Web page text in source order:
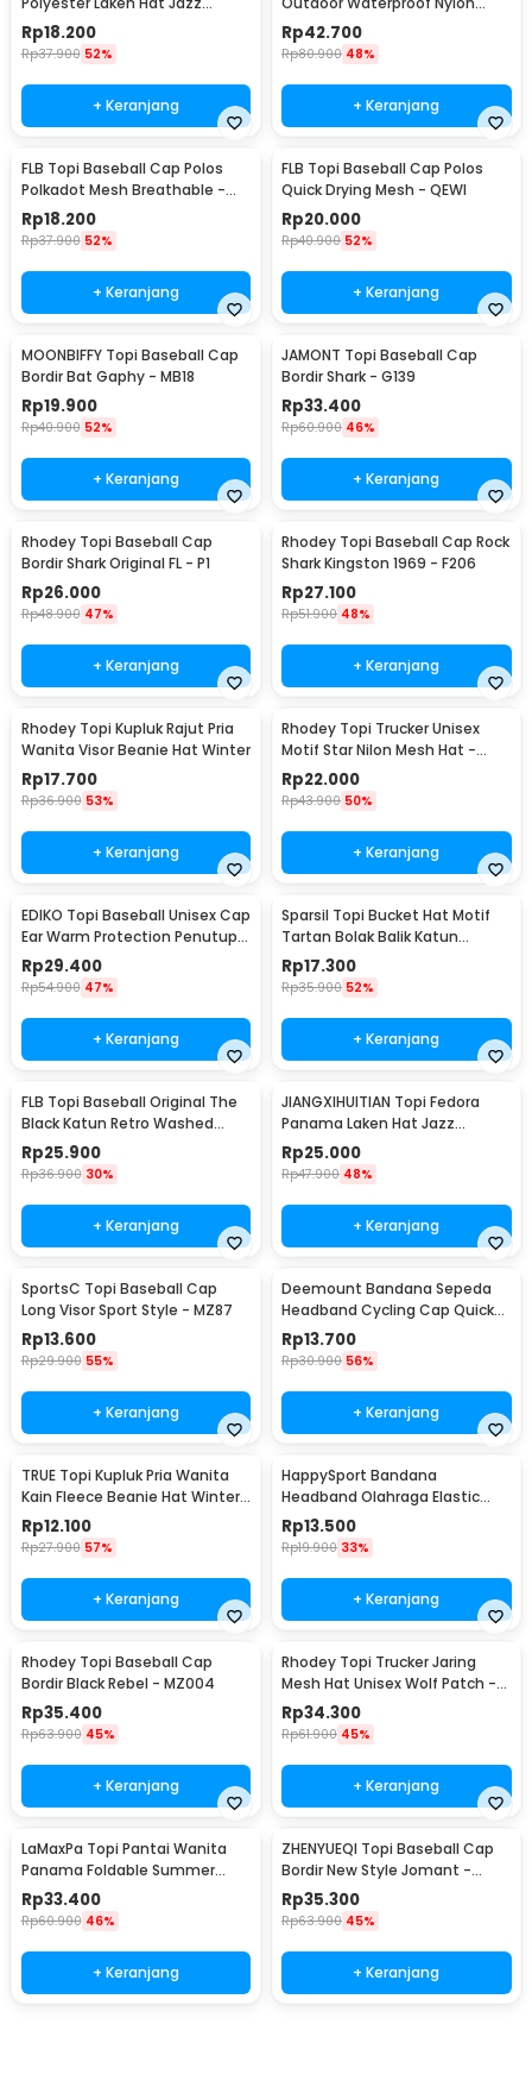
Classic Vintage - M-58
Rp18.200
Rp37.900 52%
+ Keranjang
Boonie Hat - AFS5
Rp42.700
Rp80.900 48%
+ Keranjang
FLB Topi Baseball Cap Polos
Polkadot Mesh Breathable -
MZ237
Rp18.200
Rp37.900 52%
+ Keranjang
FLB Topi Baseball Cap Polos
Quick Drying Mesh - QEWI
Rp20.000
Rp40.900 52%
+ Keranjang
MOONBIFFY Topi Baseball Cap
Bordir Bat Gaphy - MB18
Rp19.900
Rp40.900 52%
+ Keranjang
JAMONT Topi Baseball Cap
Bordir Shark - G139
Rp33.400
Rp60.900 46%
+ Keranjang
Rhodey Topi Baseball Cap
Bordir Shark Original FL - P1
Rp26.000
Rp48.900 47%
+ Keranjang
Rhodey Topi Baseball Cap Rock
Shark Kingston 1969 - F206
Rp27.100
Rp51.900 48%
+ Keranjang
Rhodey Topi Kupluk Rajut Pria
Wanita Visor Beanie Hat Winter
Rp17.700
Rp36.900 53%
+ Keranjang
Rhodey Topi Trucker Unisex
Motif Star Nilon Mesh Hat -
SMT-ZHL23
Rp22.000
Rp43.900 50%
+ Keranjang
EDIKO Topi Baseball Unisex Cap
Ear Warm Protection Penutup
Telinga - K515
Rp29.400
Rp54.900 47%
+ Keranjang
Sparsil Topi Bucket Hat Motif
Tartan Bolak Balik Katun
Poliester - BH58
Rp17.300
Rp35.900 52%
+ Keranjang
FLB Topi Baseball Original The
Black Katun Retro Washed
Style Cap - F122
Rp25.900
Rp36.900 30%
+ Keranjang
JIANGXIHUITIAN Topi Fedora
Panama Laken Hat Jazz
Classic Vintage - FS-219
Rp25.000
Rp47.900 48%
+ Keranjang
SportsC Topi Baseball Cap
Long Visor Sport Style - MZ87
Rp13.600
Rp29.900 55%
+ Keranjang
Deemount Bandana Sepeda
Headband Cycling Cap Quick
Dry - 22019
Rp13.700
Rp30.900 56%
+ Keranjang
TRUE Topi Kupluk Pria Wanita
Kain Fleece Beanie Hat Winter
- EC003
Rp12.100
Rp27.900 57%
+ Keranjang
HappySport Bandana
Headband Olahraga Elastic
Sport Hairbands Yoga - A83
Rp13.500
Rp19.900 33%
+ Keranjang
Rhodey Topi Baseball Cap
Bordir Black Rebel - MZ004
Rp35.400
Rp63.900 45%
+ Keranjang
Rhodey Topi Trucker Jaring
Mesh Hat Unisex Wolf Patch -
DH-YK
Rp34.300
Rp61.900 45%
+ Keranjang
LaMaxPa Topi Pantai Wanita
Panama Foldable Summer
Beach Straw Hat 60cm -
WJ9024
Rp33.400
Rp60.900 46%
+ Keranjang
ZHENYUEQI Topi Baseball Cap
Bordir New Style Jomant -
MZ085
Rp35.300
Rp63.900 45%
+ Keranjang